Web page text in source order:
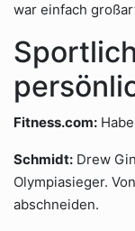
war einfach
Fitness.com:
Schmidt: Drew
Olympiasieger.
abschneiden.